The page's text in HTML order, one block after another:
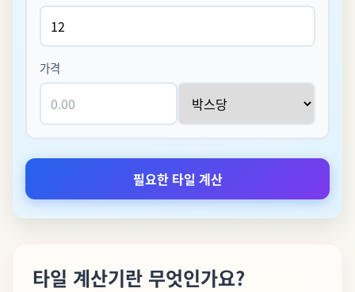
가격
필요한 타일 계산
타일 계산기란 무엇인가요?